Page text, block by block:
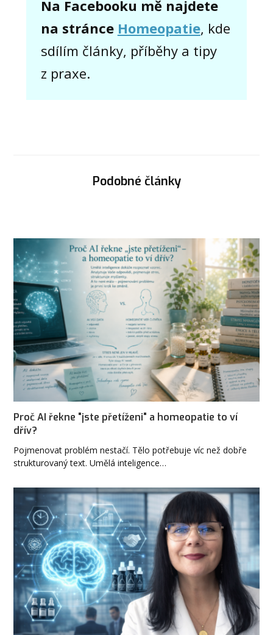
Na Facebooku mě najdete
na stránce Homeopatie, kde
sdílím články, příběhy a tipy
z praxe.
Podobné články
Proč AI řekne "jste přetíženi" a homeopatie to ví
dřív?
Pojmenovat problém nestačí. Tělo potřebuje víc než dobře
strukturovaný text. Umělá inteligence…